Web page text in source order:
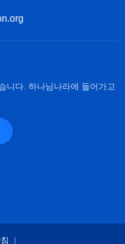
니다. 하나님나라에 들어가고